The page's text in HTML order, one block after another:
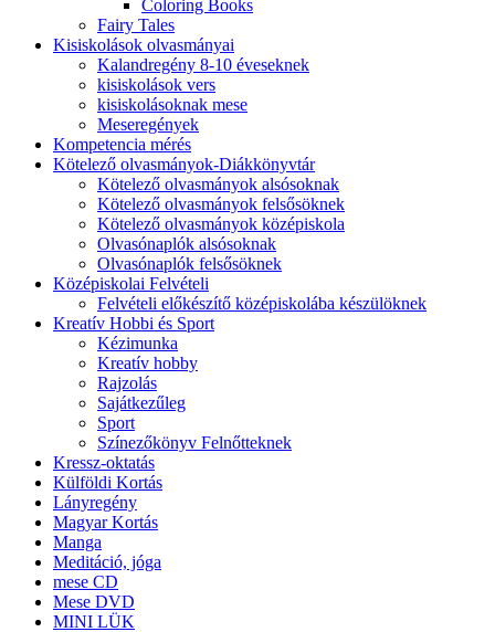
Coloring Books
Fairy Tales
Kisiskolások olvasmányai
Kalandregény 8-10 éveseknek
kisiskolások vers
kisiskolásoknak mese
Meseregények
Kompetencia mérés
Kötelező olvasmányok-Diákkönyvtár
Kötelező olvasmányok alsósoknak
Kötelező olvasmányok felsősöknek
Kötelező olvasmányok középiskola
Olvasónaplók alsósoknak
Olvasónaplók felsősöknek
Középiskolai Felvételi
Felvételi előkészítő középiskolába készülöknek
Kreatív Hobbi és Sport
Kézimunka
Kreatív hobby
Rajzolás
Sajátkezűleg
Sport
Színezőkönyv Felnőtteknek
Kressz-oktatás
Külföldi Kortás
Lányregény
Magyar Kortás
Manga
Meditáció, jóga
mese CD
Mese DVD
MINI LÜK